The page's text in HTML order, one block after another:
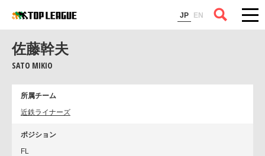
JP EN
コラム
佐藤幹夫
SATO MIKIO
所属チーム
近鉄ライナーズ
ポジション
FL